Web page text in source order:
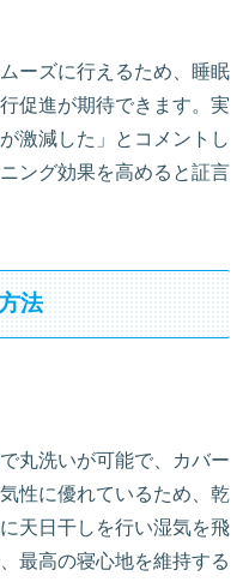
ーズに行えるため、睡眠
促進が期待できます。実
激減した」とコメントし
ング効果を高めると証言
法
丸洗いが可能で、カバー
性に優れているため、乾
天日干しを行い湿気を飛
最高の寝心地を維持する